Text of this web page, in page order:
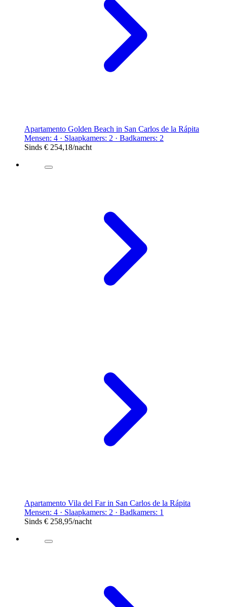
Apartamento Golden Beach in San Carlos de la Rápita
Mensen: 4 · Slaapkamers: 2 · Badkamers: 2
Sinds € 254,18/nacht
Apartamento Vila del Far in San Carlos de la Rápita
Mensen: 4 · Slaapkamers: 2 · Badkamers: 1
Sinds € 258,95/nacht